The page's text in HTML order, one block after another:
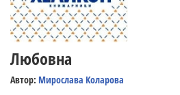
Любовна
Автор: Мирослава Коларова